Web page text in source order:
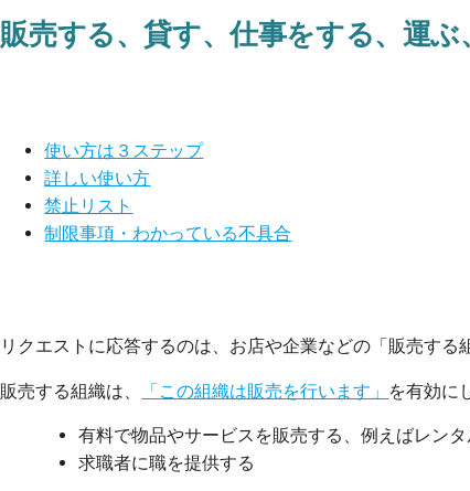
販売する、貸す、仕事をする、運ぶ
使い方は３ステップ
詳しい使い方
禁止リスト
制限事項・わかっている不具合
リクエストに応答するのは、お店や企業などの「販売する
販売する組織は、 「この組織は販売を行います」 を有効に
有料で物品やサービスを販売する、例えばレン
求職者に職を提供する